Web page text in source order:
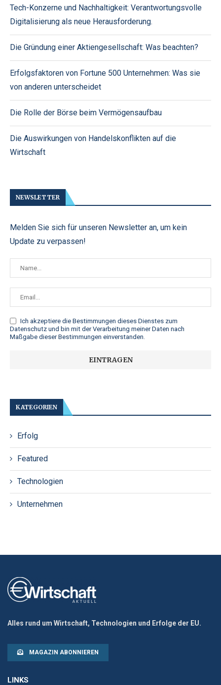
Tech-Konzerne und Nachhaltigkeit: Verantwortungsvolle
Digitalisierung als neue Herausforderung.
Die Gründung einer Aktiengesellschaft: Was beachten?
Erfolgsfaktoren von Fortune 500 Unternehmen: Was sie
von anderen unterscheidet
Die Rolle der Börse beim Vermögensaufbau
Die Auswirkungen von Handelskonflikten auf die
Wirtschaft
NEWSLETTER
Melden Sie sich für unseren Newsletter an, um kein
Update zu verpassen!
Ich akzeptiere die Bestimmungen dieses Dienstes zum
Datenschutz und bin mit der Verarbeitung meiner Daten nach
Maßgabe dieser Bestimmungen einverstanden.
KATEGORIEN
Erfolg
Featured
Technologien
Unternehmen
Alles rund um Wirtschaft, Technologien und Erfolge der EU.
MAGAZIN ABONNIEREN
LINKS